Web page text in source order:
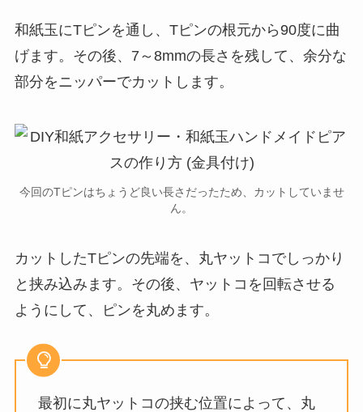
和紙玉にTピンを通し、Tピンの根元から90度に曲
げます。その後、7～8mmの長さを残して、余分な
部分をニッパーでカットします。
今回のTピンはちょうど良い長さだったため、カットしていませ
ん。
カットしたTピンの先端を、丸ヤットコでしっかり
と挟み込みます。その後、ヤットコを回転させる
ようにして、ピンを丸めます。
最初に丸ヤットコの挟む位置によって、丸